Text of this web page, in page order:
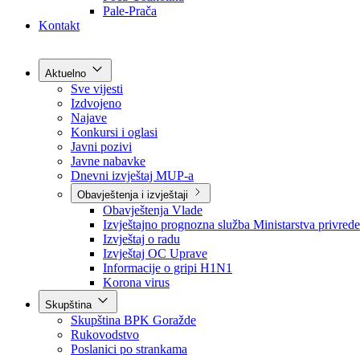
Općine
Kontakt
Aktuelno
Sve vijesti
Izdvojeno
Najave
Konkursi i oglasi
Javni pozivi
Javne nabavke
Dnevni izvještaj MUP-a
Obavještenja i izvještaji
Obavještenja Vlade
Izvještajno prognozna služba Ministarstva privrede
Izvještaj o radu
Izvještaj OC Uprave
Informacije o gripi H1N1
Korona virus
Skupština